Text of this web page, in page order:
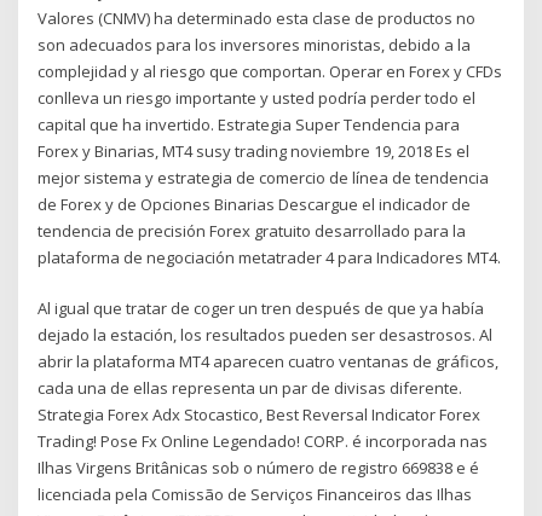
Valores (CNMV) ha determinado esta clase de productos no
son adecuados para los inversores minoristas, debido a la
complejidad y al riesgo que comportan. Operar en Forex y CFDs
conlleva un riesgo importante y usted podría perder todo el
capital que ha invertido. Estrategia Super Tendencia para
Forex y Binarias, MT4 susy trading noviembre 19, 2018 Es el
mejor sistema y estrategia de comercio de línea de tendencia
de Forex y de Opciones Binarias Descargue el indicador de
tendencia de precisión Forex gratuito desarrollado para la
plataforma de negociación metatrader 4 para Indicadores MT4.
Al igual que tratar de coger un tren después de que ya había
dejado la estación, los resultados pueden ser desastrosos. Al
abrir la plataforma MT4 aparecen cuatro ventanas de gráficos,
cada una de ellas representa un par de divisas diferente.
Strategia Forex Adx Stocastico, Best Reversal Indicator Forex
Trading! Pose Fx Online Legendado! CORP. é incorporada nas
Ilhas Virgens Britânicas sob o número de registro 669838 e é
licenciada pela Comissão de Serviços Financeiros das Ilhas